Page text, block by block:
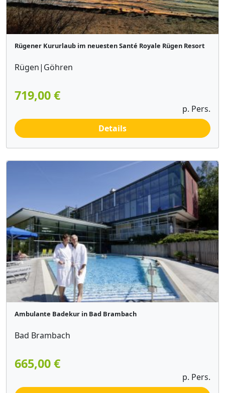
Rügener Kururlaub im neuesten Santé Royale Rügen Resort
Rügen|Göhren
719,00 €
p. Pers.
Details
Ambulante Badekur in Bad Brambach
Bad Brambach
665,00 €
p. Pers.